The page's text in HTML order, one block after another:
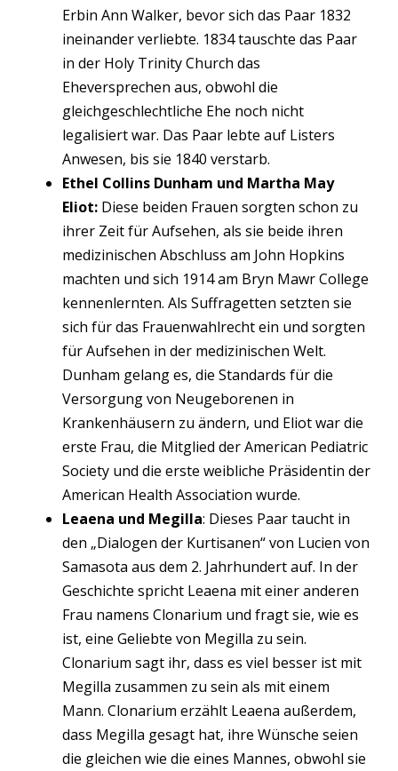
Erbin Ann Walker, bevor sich das Paar 1832
ineinander verliebte. 1834 tauschte das Paar
in der Holy Trinity Church das
Eheversprechen aus, obwohl die
gleichgeschlechtliche Ehe noch nicht
legalisiert war. Das Paar lebte auf Listers
Anwesen, bis sie 1840 verstarb.
Ethel Collins Dunham und Martha May
Eliot: Diese beiden Frauen sorgten schon zu
ihrer Zeit für Aufsehen, als sie beide ihren
medizinischen Abschluss am John Hopkins
machten und sich 1914 am Bryn Mawr College
kennenlernten. Als Suffragetten setzten sie
sich für das Frauenwahlrecht ein und sorgten
für Aufsehen in der medizinischen Welt.
Dunham gelang es, die Standards für die
Versorgung von Neugeborenen in
Krankenhäusern zu ändern, und Eliot war die
erste Frau, die Mitglied der American Pediatric
Society und die erste weibliche Präsidentin der
American Health Association wurde.
Leaena und Megilla: Dieses Paar taucht in
den „Dialogen der Kurtisanen“ von Lucien von
Samasota aus dem 2. Jahrhundert auf. In der
Geschichte spricht Leaena mit einer anderen
Frau namens Clonarium und fragt sie, wie es
ist, eine Geliebte von Megilla zu sein.
Clonarium sagt ihr, dass es viel besser ist mit
Megilla zusammen zu sein als mit einem
Mann. Clonarium erzählt Leaena außerdem,
dass Megilla gesagt hat, ihre Wünsche seien
die gleichen wie die eines Mannes, obwohl sie